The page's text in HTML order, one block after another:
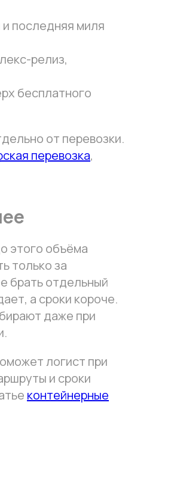
последняя миля
релиз,
бесплатного
от перевозки.
перевозка,
этого объёма
только за
брать отдельный
а сроки короче.
даже при
логист при
и сроки
контейнерные